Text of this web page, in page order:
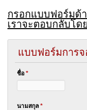
กรอกแบบฟอร์มด้
เราจะตอบกลับโด
แบบฟอร์มการจ
ชื่อ *
นามสกุล *